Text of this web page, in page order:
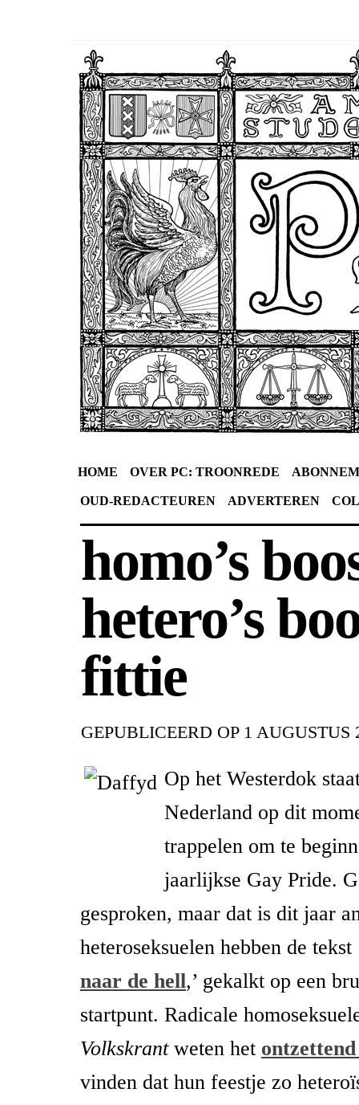
HOME OVER PC: TROONREDE
OUD-REDACTEUREN ADVERTEREN
homo’s
hetero’s
fittie
GEPUBLICEERD OP 1 AUGUSTUS
Op het Westerdok
Nederland op dit
trappelen om te
jaarlijkse Gay Pride.
gesproken, maar dat is dit jaar
heteroseksuelen hebben de tekst
naar de hell,’ gekalkt op een
startpunt. Radicale
Volkskrantweten het
vinden dat hun feestje zo